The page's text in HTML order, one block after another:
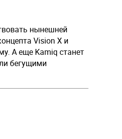
нынешней
Vision X и
А еще Kamiq станет
бегущими